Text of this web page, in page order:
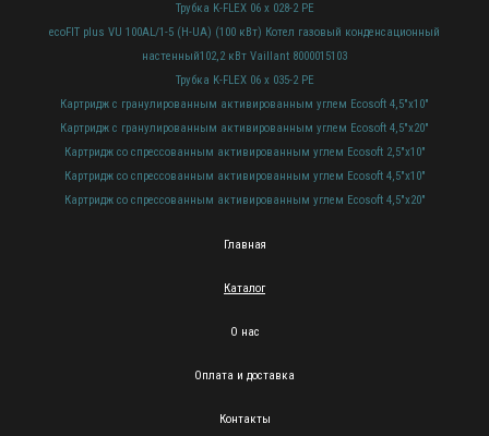
Трубка K-FLEX 06 x 028-2 РЕ
ecoFIT plus VU 100AL/1-5 (H-UA) (100 кВт) Котел газовый конденсационный
настенный102,2 кВт Vaillant 8000015103
Трубка K-FLEX 06 x 035-2 РЕ
Картридж с гранулированным активированным углем Ecosoft 4,5"х10"
Картридж с гранулированным активированным углем Ecosoft 4,5"х20"
Картридж со спрессованным активированным углем Ecosoft 2,5"х10"
Картридж со спрессованным активированным углем Ecosoft 4,5"х10"
Картридж со спрессованным активированным углем Ecosoft 4,5"х20"
Главная
Каталог
О нас
Оплата и доставка
Контакты